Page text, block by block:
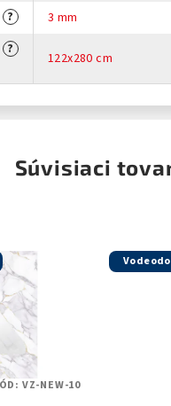
?
3 mm
?
122x280 cm
Súvisiaci
VZ-NEW-10